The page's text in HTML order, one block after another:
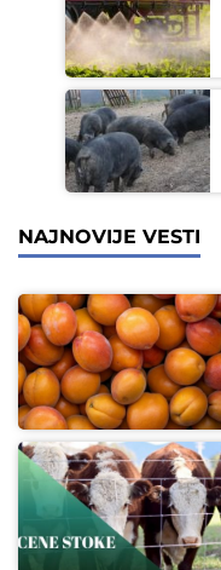
NAJNOVIJE VESTI